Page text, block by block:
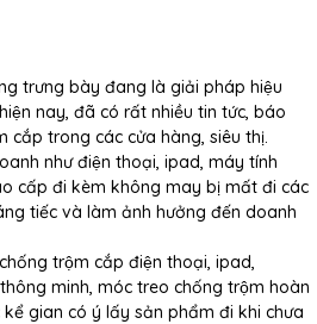
trưng bày đang là giải pháp hiệu
nay, đã có rất nhiều tin tức, báo
cắp trong các cửa hàng, siêu thị.
như điện thoại, ipad, máy tính
cấp đi kèm không may bị mất đi các
tiếc và làm ảnh hưởng đến doanh
trộm cắp điện thoại, ipad,
minh, móc treo chống trộm hoàn
gian có ý lấy sản phẩm đi khi chưa